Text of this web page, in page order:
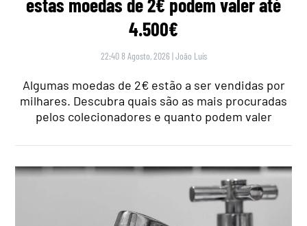
estas moedas de 2€ podem valer até
4.500€
22:40 8 Agosto, 2026 |João Luís
Algumas moedas de 2€ estão a ser vendidas por
milhares. Descubra quais são as mais procuradas
pelos colecionadores e quanto podem valer